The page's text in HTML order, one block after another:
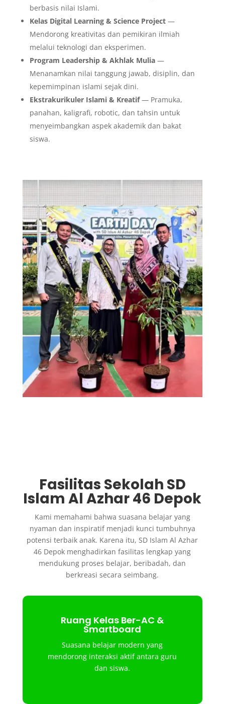
berbasis nilai Islami.
Kelas Digital Learning & Science Project—
Mendorong kreativitas dan pemikiran ilmiah
melalui teknologi dan eksperimen.
Program Leadership & Akhlak Mulia—
Menanamkan nilai tanggung jawab, disiplin, dan
kepemimpinan islami sejak dini.
Ekstrakurikuler Islami & Kreatif— Pramuka,
panahan, kaligrafi, robotic, dan tahsin untuk
menyeimbangkan aspek akademik dan bakat
siswa.
Fasilitas Sekolah SD
Islam Al Azhar 46 Depok
Kami memahami bahwa suasana belajar yang
nyaman dan inspiratif menjadi kunci tumbuhnya
potensi terbaik anak. Karena itu, SD Islam Al Azhar
46 Depok menghadirkan fasilitas lengkap yang
mendukung proses belajar, beribadah, dan
berkreasi secara seimbang.
Ruang Kelas Ber-AC &
Smartboard
Suasana belajar modern yang
mendorong interaksi aktif antara guru
dan siswa.